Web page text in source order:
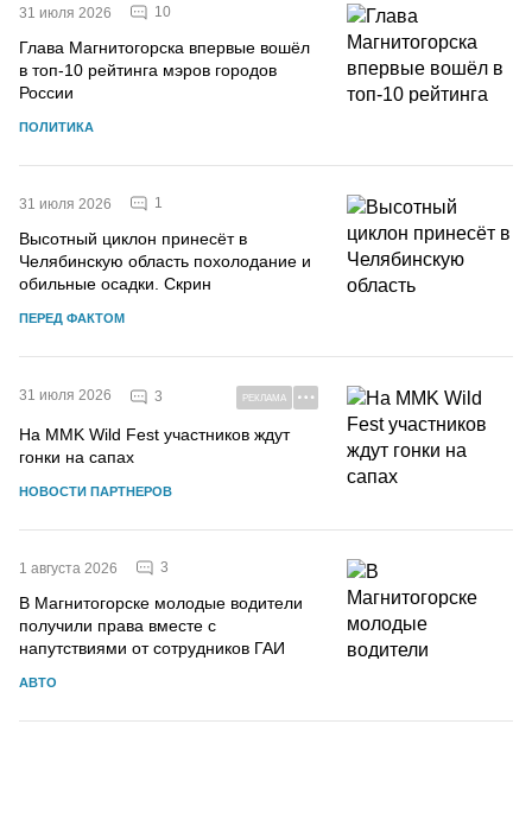
31 июля 2026 10
Глава Магнитогорска впервые вошёл
в топ-10 рейтинга мэров городов
России
ПОЛИТИКА
31 июля 2026 1
Высотный циклон принесёт в
Челябинскую область похолодание и
обильные осадки. Скрин
ПЕРЕД ФАКТОМ
31 июля 2026 3 РЕКЛАМА
На MMK Wild Fest участников ждут
гонки на сапах
НОВОСТИ ПАРТНЕРОВ
1 августа 2026 3
В Магнитогорске молодые водители
получили права вместе с
напутствиями от сотрудников ГАИ
АВТО